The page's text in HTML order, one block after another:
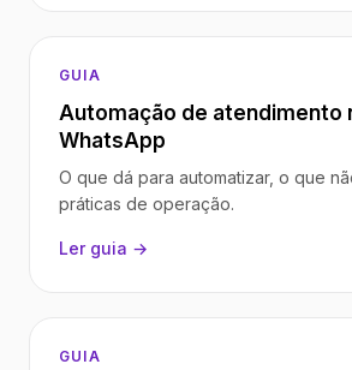
GUIA
Automação de atendimento
WhatsApp
O que dá para automatizar, o que
práticas de operação.
Ler guia →
GUIA